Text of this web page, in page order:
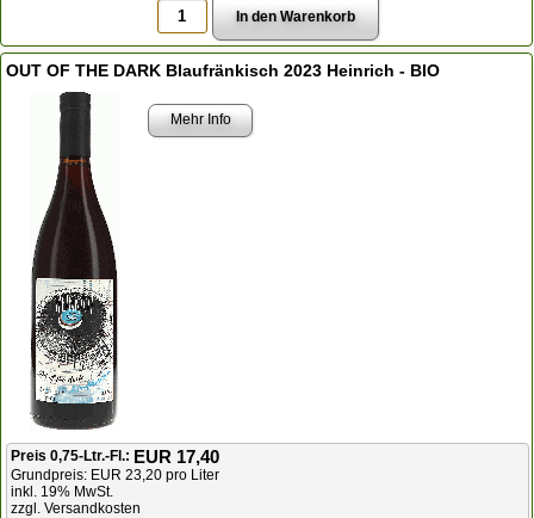
OUT OF THE DARK Blaufränkisch 2023 Heinrich - BIO
Mehr Info
Preis 0,75-Ltr.-Fl.: EUR 17,40
Grundpreis: EUR 23,20 pro Liter
inkl. 19% MwSt.
zzgl. Versandkosten